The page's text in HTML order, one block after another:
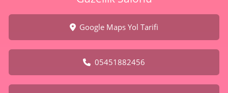
Google Maps Yol Tarifi
05451882456